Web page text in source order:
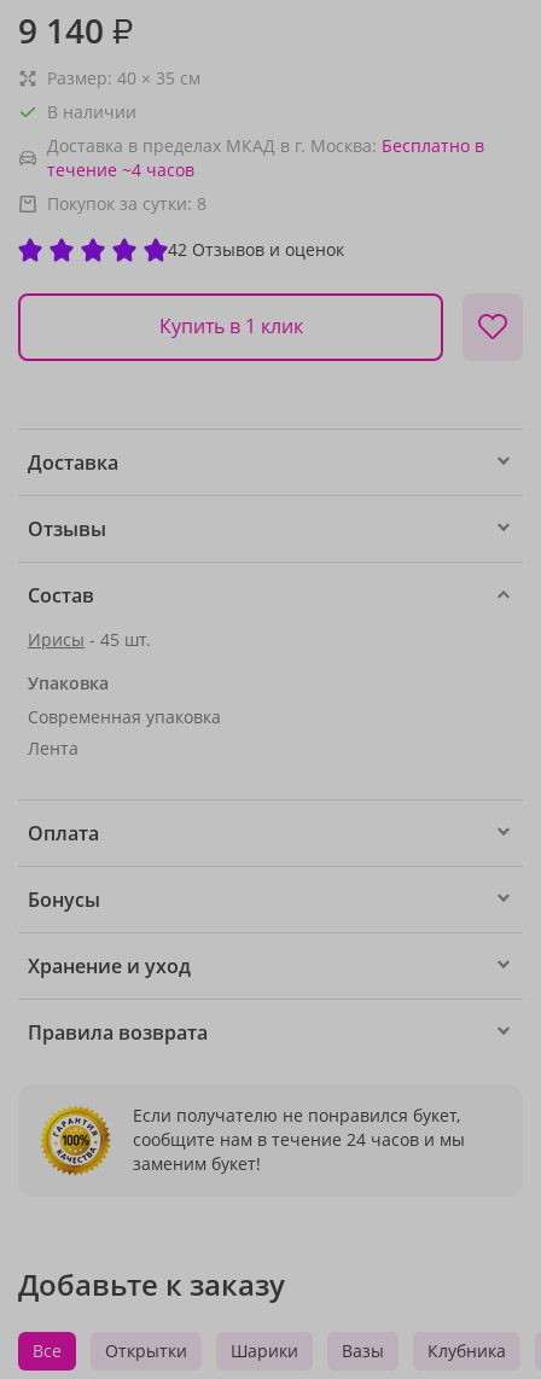
9 140 ₽
Размер: 40 × 35 см
В наличии
Доставка в пределах МКАД в г. Москва: Бесплатно в
течение ~4 часов
Покупок за сутки: 8
42 Отзывов и оценок
Купить в 1 клик
Доставка
Отзывы
Состав
Ирисы - 45 шт.
Упаковка
Современная упаковка
Лента
Оплата
Бонусы
Хранение и уход
Правила возврата
Если получателю не понравился букет,
сообщите нам в течение 24 часов и мы
заменим букет!
Добавьте к заказу
Все Открытки Шарики Вазы Клубника